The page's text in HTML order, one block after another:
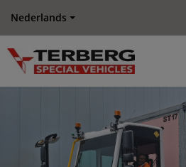
Nederlands
Stiho prijst veelzijdigheid nieuwe